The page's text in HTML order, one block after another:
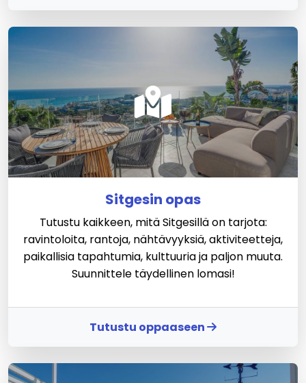
Sitgesin opas
Tutustu kaikkeen, mitä Sitgesillä on tarjota:
ravintoloita, rantoja, nähtävyyksiä, aktiviteetteja,
paikallisia tapahtumia, kulttuuria ja paljon muuta.
Suunnittele täydellinen lomasi!
Tutustu oppaaseen